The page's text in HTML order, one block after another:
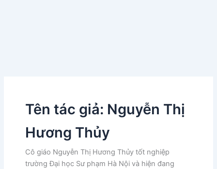
Tên tác giả: Nguyễn Thị
Hương Thủy
Cô giáo Nguyễn Thị Hương Thủy tốt nghiệp
trường Đại học Sư phạm Hà Nội và hiện đang